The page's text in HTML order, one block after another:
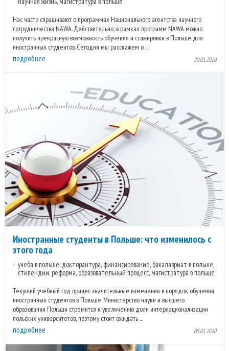
Нас часто спрашивают о программах Национального агентства научного
сотрудничества NAWA. Действительно, в рамках программ NAWA можно
получить прекрасную возможность обучения и стажировки в Польше для
иностранных студентов. Сегодня мы расскажем о ...
подробнее 20.01.2020
Иностранные студенты в Польше: что изменилось с
этого года
учеба в польше: докторантура, финансирование, бакалавриат в польше,
стипендии, реформа, образовательный процесс, магистратура в польше
Текущий учебный год принес значительные изменения в порядок обучения
иностранных студентов в Польше. Министерство науки и высшего
образования Польши стремится к увеличению доли интернационализации
польских университетов, поэтому стоит ожидать ...
подробнее 09.01.2020